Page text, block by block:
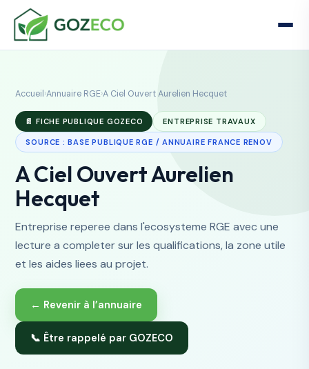
Accueil ›Annuaire RGE›A Ciel Ouvert Aurelien Hecquet
📄 FICHE PUBLIQUE GOZECO ENTREPRISE TRAVAUX
SOURCE : BASE PUBLIQUE RGE / ANNUAIRE FRANCE RENOV
A Ciel Ouvert Aurelien
Hecquet
Entreprise reperee dans l'ecosysteme RGE avec une
lecture a completer sur les qualifications, la zone utile
et les aides liees au projet.
← Revenir à l’annuaire
📞 Être rappelé par GOZECO